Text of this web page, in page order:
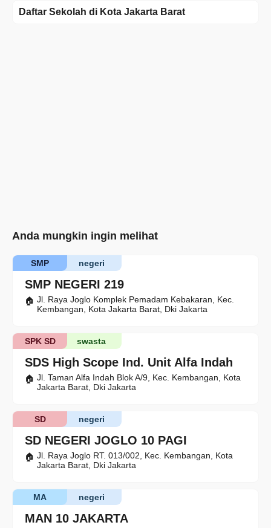
Daftar Sekolah di Kota Jakarta Barat
Anda mungkin ingin melihat
SMP NEGERI 219
negeri
SMP
Jl. Raya Joglo Komplek Pemadam Kebakaran, Kec.
Kembangan, Kota Jakarta Barat, Dki Jakarta
SDS High Scope Ind. Unit Alfa Indah
swasta
SPK SD
Jl. Taman Alfa Indah Blok A/9, Kec. Kembangan, Kota
Jakarta Barat, Dki Jakarta
SD NEGERI JOGLO 10 PAGI
negeri
SD
Jl. Raya Joglo RT. 013/002, Kec. Kembangan, Kota
Jakarta Barat, Dki Jakarta
MAN 10 JAKARTA
negeri
MA